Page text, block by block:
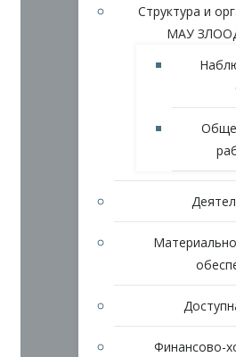
Структура и
МАУ
Финансово-